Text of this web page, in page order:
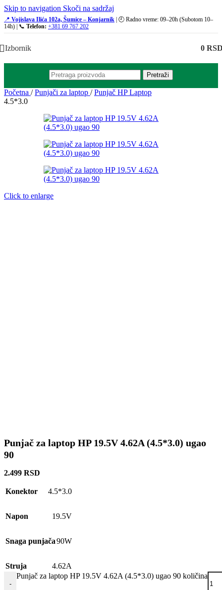
Skip to navigation Skoči na sadržaj
📍 Vojislava Ilića 102a, Šumice – Konjarnik | 🕘 Radno vreme: 09–20h (Subotom 10–
14h) | 📞 Telefon: +381 69 767 202
Izbornik 0
Pretraži
Početna / Punjači za laptop / Punjač HP Laptop
4.5*3.0
Click to enlarge
Punjač za laptop HP 19.5V 4.62A (4.5*3.0) ugao
90
2.499 RSD
Konektor 4.5*3.0
Napon 19.5V
Snaga punjača90W
Struja 4.62A
-
Punjač za laptop HP 19.5V 4.62A (4.5*3.0) ugao 90 količina